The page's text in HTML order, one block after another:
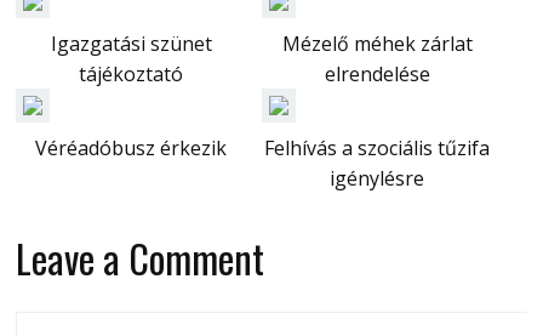
Igazgatási szünet
tájékoztató
Mézelő méhek zárlat
elrendelése
Véréadóbusz érkezik
Felhívás a szociális tűzifa
igénylésre
Leave a Comment